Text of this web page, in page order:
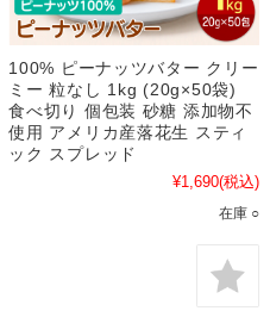
100% ピーナッツバター クリー
ミー 粒なし 1kg (20g×50袋)
食べ切り 個包装 砂糖 添加物不
使用 アメリカ産落花生 スティ
ック スプレッド
¥1,690(税込)
在庫 ○